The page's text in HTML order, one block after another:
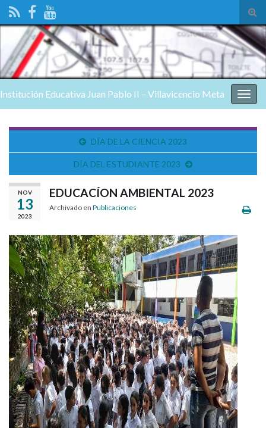
el
de
Institución Educativa Juan Pablo II – Villavicencio Meta
DÍA DE LA CIENCIA 2023
DÍA DEL ESTUDIANTE 2023
NOV
13
2023
EDUCACÍON AMBIENTAL 2023
Archivado en Publicaciones